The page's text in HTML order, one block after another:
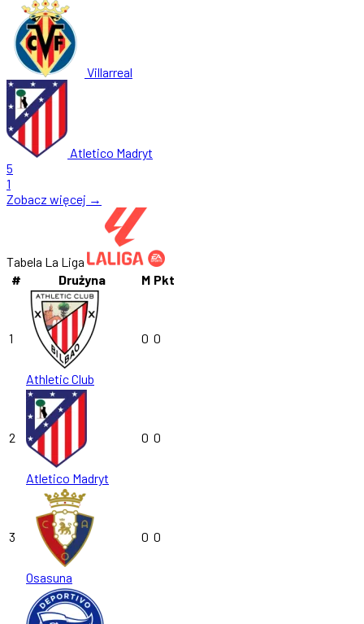
Villarreal
Atletico Madryt
5
1
Zobacz więcej →
Tabela La Liga
#
Drużyna M Pkt
1
Athletic Club
0 0
2
Atletico Madryt
0 0
3
Osasuna
0 0